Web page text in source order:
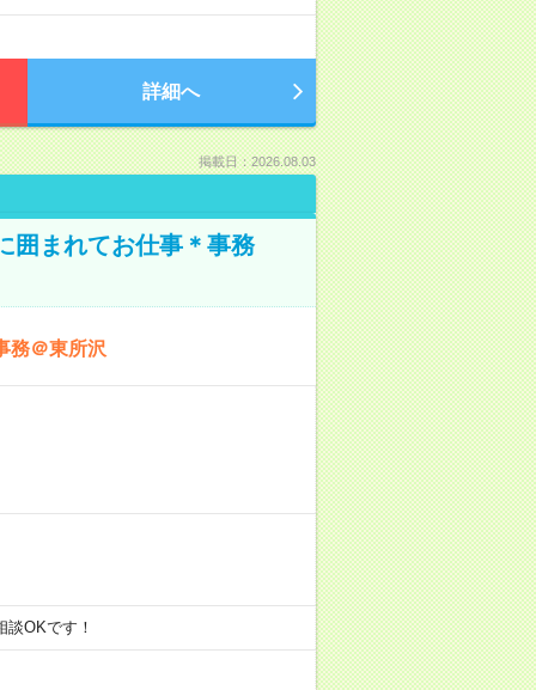
詳細へ
掲載日：2026.08.03
囲まれてお仕事＊事務
務＠東所沢
OKです！